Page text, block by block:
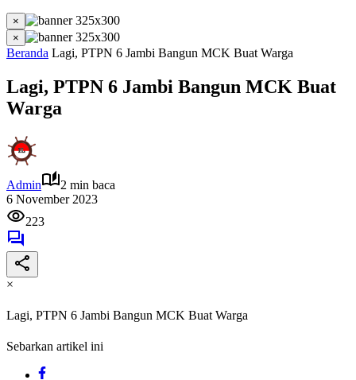
×
×
Beranda Lagi, PTPN 6 Jambi Bangun MCK Buat Warga
Lagi, PTPN 6 Jambi Bangun MCK Buat
Warga
Admin
2 min baca
6 November 2023
223
×
Lagi, PTPN 6 Jambi Bangun MCK Buat Warga
Sebarkan artikel ini